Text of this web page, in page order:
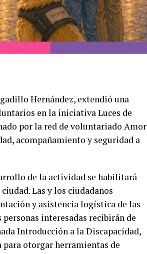
Hernández, extendió una
en la iniciativa Luces de
por la red de voluntariado Amor
acompañamiento y seguridad a
de la actividad se habilitará
Las y los ciudadanos
y asistencia logística de las
interesadas recibirán de
Introducción a la Discapacidad,
para otorgar herramientas de